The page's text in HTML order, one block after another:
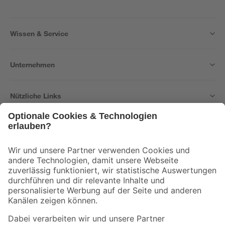
Wissen & Service
Unternehmen
Nützliche Links
Der toom Newsletter: Keine Angebote und Aktionen mehr verpassen!
Zur Newsletter Anmeldung
Folge uns